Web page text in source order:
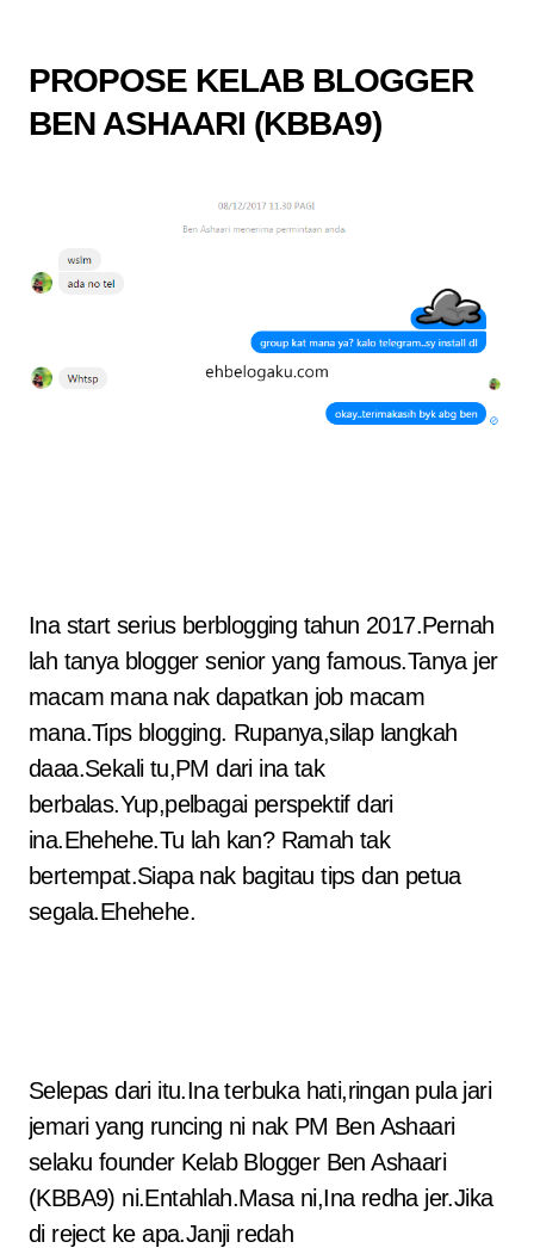
PROPOSE KELAB BLOGGER
BEN ASHAARI (KBBA9)
Ina start serius berblogging tahun 2017.Pernah
lah tanya blogger senior yang famous.Tanya jer
macam mana nak dapatkan job macam
mana.Tips blogging. Rupanya,silap langkah
daaa.Sekali tu,PM dari ina tak
berbalas.Yup,pelbagai perspektif dari
ina.Ehehehe.Tu lah kan? Ramah tak
bertempat.Siapa nak bagitau tips dan petua
segala.Ehehehe.
Selepas dari itu.Ina terbuka hati,ringan pula jari
jemari yang runcing ni nak PM Ben Ashaari
selaku founder Kelab Blogger Ben Ashaari
(KBBA9) ni.Entahlah.Masa ni,Ina redha jer.Jika
di reject ke apa.Janji redah